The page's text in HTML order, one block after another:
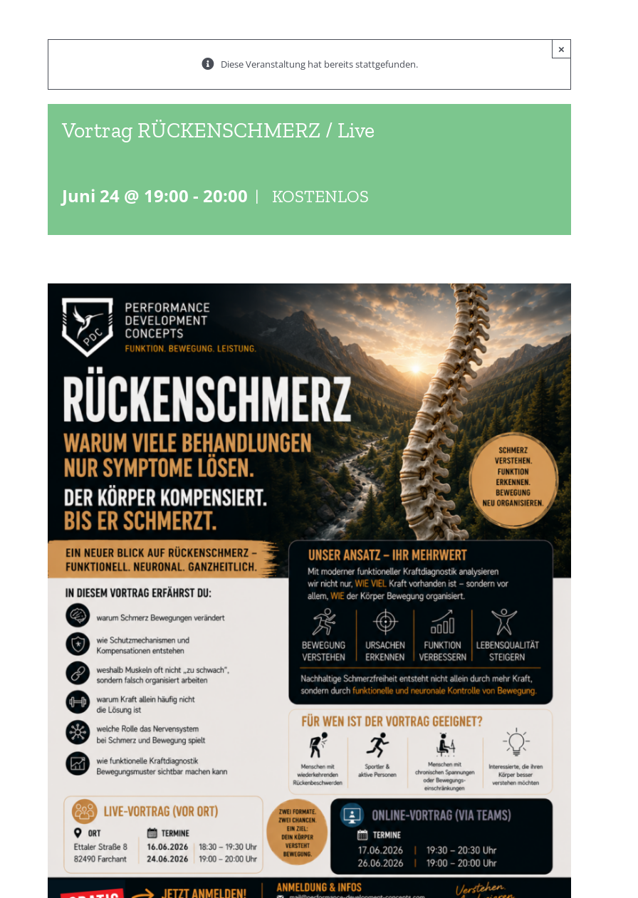
×
Diese Veranstaltung hat bereits stattgefunden.
Vortrag RÜCKENSCHMERZ / Live
Juni 24 @ 19:00 - 20:00 | KOSTENLOS